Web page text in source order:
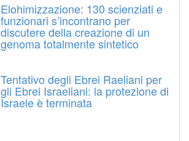
Elohimizzazione: 130 scienziati e
funzionari s’incontrano per
discutere della creazione di un
genoma totalmente sintetico
Tentativo degli Ebrei Raeliani per
gli Ebrei Israeliani: la protezione di
Israele è terminata